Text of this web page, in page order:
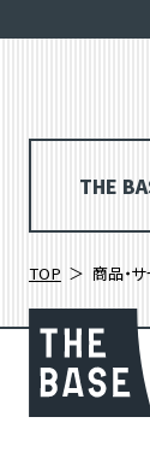
THE
TOP 商品・